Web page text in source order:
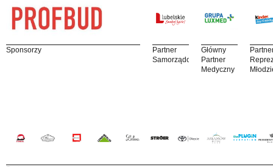
Sponsorzy
Partner
Samorządowy
Główny
Partner
Medyczny